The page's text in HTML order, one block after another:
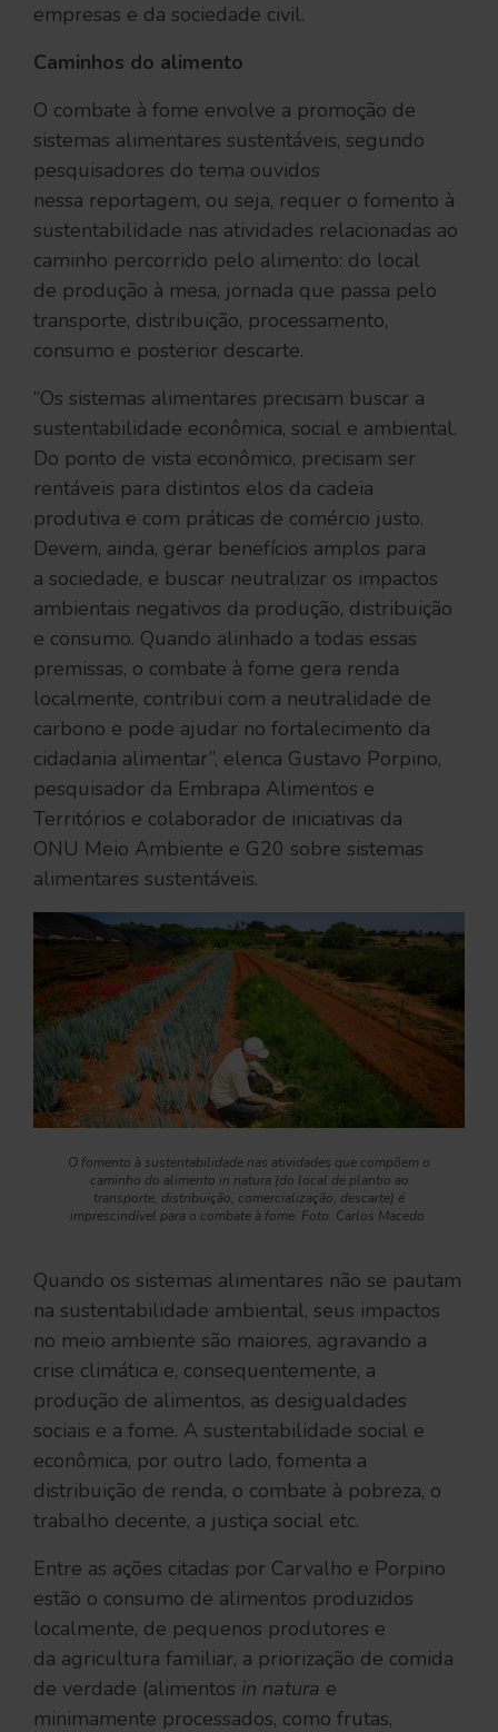
empresas e da sociedade civil.
Caminhos do alimento
O combate à fome envolve a promoção de
sistemas alimentares sustentáveis, segundo
pesquisadores do tema ouvidos
nessa reportagem, ou seja, requer o fomento à
sustentabilidade nas atividades relacionadas ao
caminho percorrido pelo alimento: do local
de produção à mesa, jornada que passa pelo
transporte, distribuição, processamento,
consumo e posterior descarte.
“Os sistemas alimentares precisam buscar a
sustentabilidade econômica, social e ambiental.
Do ponto de vista econômico, precisam ser
rentáveis para distintos elos da cadeia
produtiva e com práticas de comércio justo.
Devem, ainda, gerar benefícios amplos para
a sociedade, e buscar neutralizar os impactos
ambientais negativos da produção, distribuição
e consumo. Quando alinhado a todas essas
premissas, o combate à fome gera renda
localmente, contribui com a neutralidade de
carbono e pode ajudar no fortalecimento da
cidadania alimentar”, elenca Gustavo Porpino,
pesquisador da Embrapa Alimentos e
Territórios e colaborador de iniciativas da
ONU Meio Ambiente e G20 sobre sistemas
alimentares sustentáveis.
O fomento à sustentabilidade nas atividades que compõem o
caminho do alimento in natura (do local de plantio ao
transporte, distribuição, comercialização, descarte) é
imprescindível para o combate à fome. Foto: Carlos Macedo
Quando os sistemas alimentares não se pautam
na sustentabilidade ambiental, seus impactos
no meio ambiente são maiores, agravando a
crise climática e, consequentemente, a
produção de alimentos, as desigualdades
sociais e a fome. A sustentabilidade social e
econômica, por outro lado, fomenta a
distribuição de renda, o combate à pobreza, o
trabalho decente, a justiça social etc.
Entre as ações citadas por Carvalho e Porpino
estão o consumo de alimentos produzidos
localmente, de pequenos produtores e
da agricultura familiar, a priorização de comida
de verdade (alimentos in natura e
minimamente processados, como frutas,